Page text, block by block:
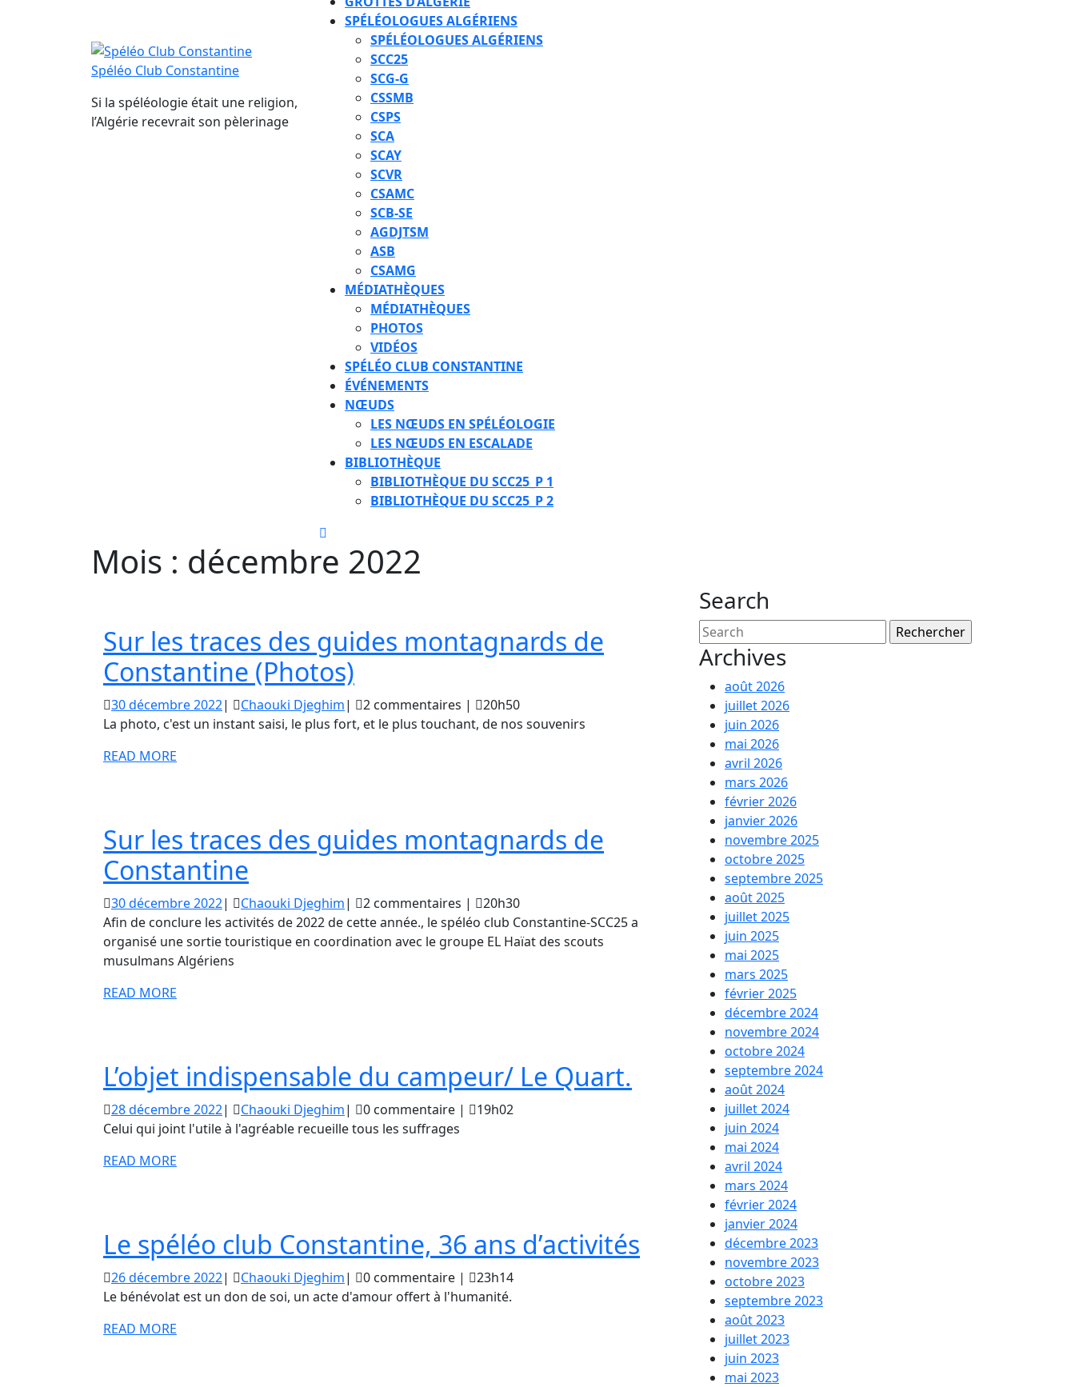
Spéléo Club Constantine
Si la spéléologie était une religion,
l’Algérie recevrait son pèlerinage
SPÉLÉOLOGUES ALGÉRIENS
SPÉLÉOLOGUES ALGÉRIENS
SCC25
SCG-G
CSSMB
CSPS
SCA
SCAY
SCVR
CSAMC
SCB-SE
AGDJTSM
ASB
CSAMG
MÉDIATHÈQUES
MÉDIATHÈQUES
PHOTOS
VIDÉOS
SPÉLÉO CLUB CONSTANTINE
ÉVÉNEMENTS
NŒUDS
LES NŒUDS EN SPÉLÉOLOGIE
LES NŒUDS EN ESCALADE
BIBLIOTHÈQUE
BIBLIOTHÈQUE DU SCC25_P 1
BIBLIOTHÈQUE DU SCC25_P 2
BUTTON
Mois : décembre 2022
Sur les traces des guides montagnards de
Constantine (Photos)
les
traces
montagnards
de
(Photos)
30 décembre 202230
décembre
| Chaouki DjeghimChaouki
Djeghim
| 2 commentaires |
20h50
La photo, c'est un instant saisi, le plus fort, et le plus touchant, de nos souvenirs
READ MORE
Sur les traces des guides montagnards de
Constantine
les
traces
des
Constantine
30 décembre 202230
décembre
2022
| Chaouki DjeghimChaouki
Djeghim
| 2 commentaires |
20h30
Afin de conclure les activités de 2022 de cette année., le spéléo club Constantine-SCC25 a
organisé une sortie touristique en coordination avec le groupe EL Haïat des scouts
musulmans Algériens
READ MORE
L’objet indispensable du campeur/ Le Quart.
indispensable
campeur/
28 décembre 202228
décembre
| Chaouki DjeghimChaouki
Djeghim
| 0 commentaire |
19h02
Celui qui joint l'utile à l'agréable recueille tous les suffrages
READ MORE
Le spéléo club Constantine, 36 ans d’activités
spéléo
Constantine,
26 décembre 202226
décembre
| Chaouki DjeghimChaouki
Djeghim
| 0 commentaire |
23h14
Le bénévolat est un don de soi, un acte d'amour offert à l'humanité.
READ MORE
Search
Search
for:
Archives
août 2026
juillet 2026
juin 2026
mai 2026
avril 2026
mars 2026
février 2026
janvier 2026
novembre 2025
octobre 2025
septembre 2025
août 2025
juillet 2025
juin 2025
mai 2025
mars 2025
février 2025
décembre 2024
novembre 2024
octobre 2024
septembre 2024
août 2024
juillet 2024
juin 2024
mai 2024
avril 2024
mars 2024
février 2024
janvier 2024
décembre 2023
novembre 2023
octobre 2023
septembre 2023
août 2023
juillet 2023
juin 2023
mai 2023